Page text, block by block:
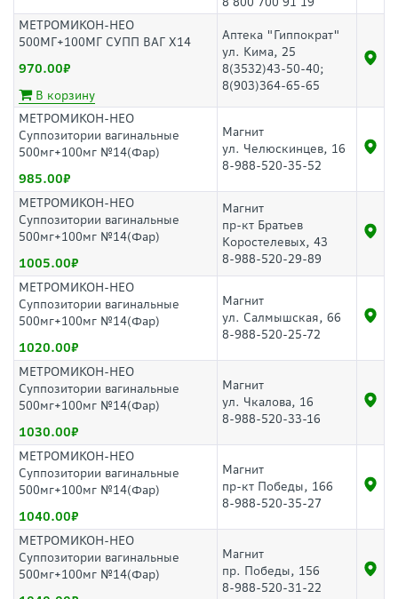
МЕТРОМИКОН-НЕО
500МГ+100МГ СУПП ВАГ Х14
970.00
В корзину
Аптека "Гиппократ"
ул. Кима, 25
8(3532)43-50-40;
8(903)364-65-65
МЕТРОМИКОН-НЕО
Суппозитории вагинальные
500мг+100мг №14(Фар)
985.00
Магнит
ул. Челюскинцев, 16
8-988-520-35-52
МЕТРОМИКОН-НЕО
Суппозитории вагинальные
500мг+100мг №14(Фар)
1005.00
Магнит
пр-кт Братьев
Коростелевых, 43
8-988-520-29-89
МЕТРОМИКОН-НЕО
Суппозитории вагинальные
500мг+100мг №14(Фар)
1020.00
Магнит
ул. Салмышская, 66
8-988-520-25-72
МЕТРОМИКОН-НЕО
Суппозитории вагинальные
500мг+100мг №14(Фар)
1030.00
Магнит
ул. Чкалова, 16
8-988-520-33-16
МЕТРОМИКОН-НЕО
Суппозитории вагинальные
500мг+100мг №14(Фар)
1040.00
Магнит
пр-кт Победы, 166
8-988-520-35-27
МЕТРОМИКОН-НЕО
Суппозитории вагинальные
500мг+100мг №14(Фар)
Магнит
пр. Победы, 156
8-988-520-31-22